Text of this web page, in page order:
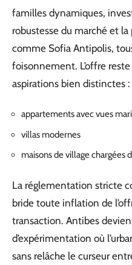
familles dynamiques,
robustesse du marché et
comme Sofia Antipolis,
foisonnement. L’offre
aspirations bien distinctes :
appartements avec vues
villas modernes
maisons de village chargées
La réglementation stricte
bride toute inflation de
transaction. Antibes
d’expérimentation où
sans relâche le curseur